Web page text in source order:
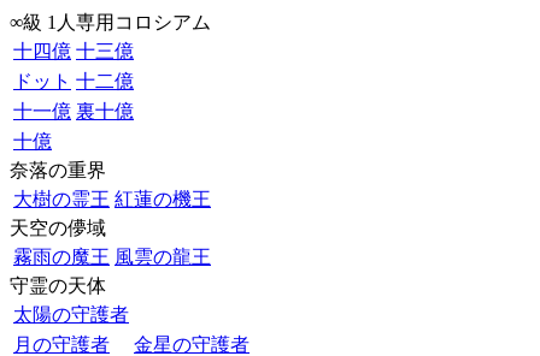
∞級 1人専用コロシアム
十四億 十三億
ドット 十二億
十一億 裏十億
十億
奈落の重界
大樹の霊王 紅蓮の機王
天空の儚域
霧雨の魔王 風雲の龍王
守霊の天体
太陽の守護者
月の守護者
金星の守護者